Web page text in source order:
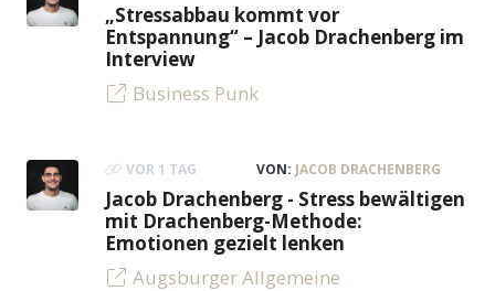
„Stressabbau kommt vor
Entspannung“ – Jacob Drachenberg im
Interview
Business Punk
VOR 1 TAG VON: JACOB DRACHENBERG
Jacob Drachenberg - Stress bewältigen
mit Drachenberg-Methode:
Emotionen gezielt lenken
Augsburger Allgemeine